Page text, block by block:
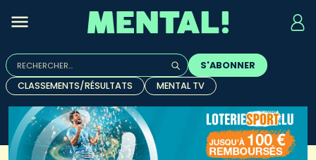
Rechercher :
Quand les résultats de l'auto-complétion sont
S'ABONNER
CLASSEMENTS/RÉSULTATS
MENTAL TV